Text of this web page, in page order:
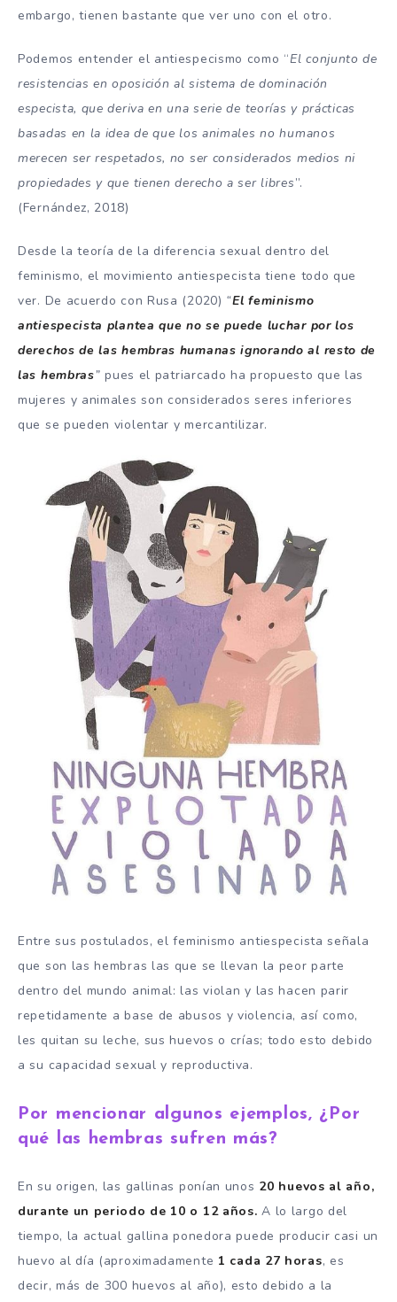
embargo, tienen bastante que ver uno con el otro.
Podemos entender el antiespecismo como “El conjunto de
resistencias en oposición al sistema de dominación
especista, que deriva en una serie de teorías y prácticas
basadas en la idea de que los animales no humanos
merecen ser respetados, no ser considerados medios ni
propiedades y que tienen derecho a ser libres”.
(Fernández, 2018)
Desde la teoría de la diferencia sexual dentro del
feminismo, el movimiento antiespecista tiene todo que
ver. De acuerdo con Rusa (2020) “El feminismo
antiespecista plantea que no se puede luchar por los
derechos de las hembras humanas ignorando al resto de
las hembras” pues el patriarcado ha propuesto que las
mujeres y animales son considerados seres inferiores
que se pueden violentar y mercantilizar.
Entre sus postulados, el feminismo antiespecista señala
que son las hembras las que se llevan la peor parte
dentro del mundo animal: las violan y las hacen parir
repetidamente a base de abusos y violencia, así como,
les quitan su leche, sus huevos o crías; todo esto debido
a su capacidad sexual y reproductiva.
Por mencionar algunos ejemplos, ¿Por
qué las hembras sufren más?
En su origen, las gallinas ponían unos 20 huevos al año,
durante un periodo de 10 o 12 años. A lo largo del
tiempo, la actual gallina ponedora puede producir casi un
huevo al día (aproximadamente 1 cada 27 horas, es
decir, más de 300 huevos al año), esto debido a la